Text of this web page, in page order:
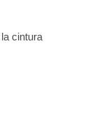
cintura